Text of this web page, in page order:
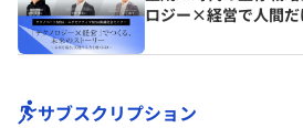
ロジー×経営で人間だ
サブスクリプション